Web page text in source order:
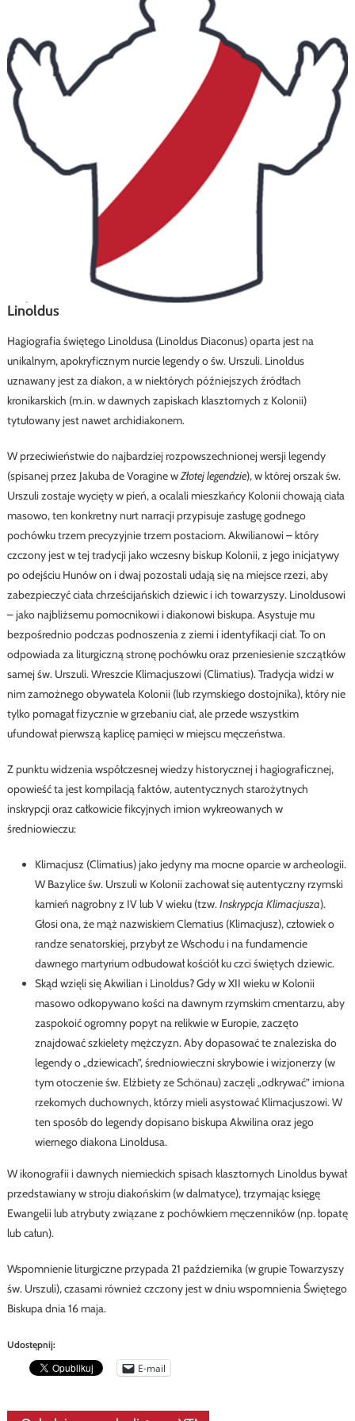
Linoldus
Hagiografia świętego Linoldusa (Linoldus Diaconus) oparta jest na
unikalnym, apokryficznym nurcie legendy o św. Urszuli. Linoldus
uznawany jest za diakon, a w niektórych późniejszych źródłach
kronikarskich (m.in. w dawnych zapiskach klasztornych z Kolonii)
tytułowany jest nawet archidiakonem.
W przeciwieństwie do najbardziej rozpowszechnionej wersji legendy
(spisanej przez Jakuba de Voragine wZłotej legendzie), w której orszak św.
Urszuli zostaje wycięty w pień, a ocalali mieszkańcy Kolonii chowają ciała
masowo, ten konkretny nurt narracji przypisuje zasługę godnego
pochówku trzem precyzyjnie trzem postaciom. Akwilianowi – który
czczony jest w tej tradycji jako wczesny biskup Kolonii, z jego inicjatywy
po odejściu Hunów on i dwaj pozostali udają się na miejsce rzezi, aby
zabezpieczyć ciała chrześcijańskich dziewic i ich towarzyszy. Linoldusowi
– jako najbliżsemu pomocnikowi i diakonowi biskupa. Asystuje mu
bezpośrednio podczas podnoszenia z ziemi i identyfikacji ciał. To on
odpowiada za liturgiczną stronę pochówku oraz przeniesienie szczątków
samej św. Urszuli. Wreszcie Klimacjuszowi (Climatius). Tradycja widzi w
nim zamożnego obywatela Kolonii (lub rzymskiego dostojnika), który nie
tylko pomagał fizycznie w grzebaniu ciał, ale przede wszystkim
ufundował pierwszą kaplicę pamięci w miejscu męczeństwa.
Z punktu widzenia współczesnej wiedzy historycznej i hagiograficznej,
opowieść ta jest kompilacją faktów, autentycznych starożytnych
inskrypcji oraz całkowicie fikcyjnych imion wykreowanych w
średniowieczu:
Klimacjusz (Climatius) jako jedyny ma mocne oparcie w archeologii.
W Bazylice św. Urszuli w Kolonii zachował się autentyczny rzymski
kamień nagrobny z IV lub V wieku (tzw.Inskrypcja Klimacjusza).
Głosi ona, że mąż nazwiskiem Clematius (Klimacjusz), człowiek o
randze senatorskiej, przybył ze Wschodu i na fundamencie
dawnego martyrium odbudował kościół ku czci świętych dziewic.
Skąd wzięli się Akwilian i Linoldus? Gdy w XII wieku w Kolonii
masowo odkopywano kości na dawnym rzymskim cmentarzu, aby
zaspokoić ogromny popyt na relikwie w Europie, zaczęto
znajdować szkielety mężczyzn. Aby dopasować te znaleziska do
legendy o „dziewicach”, średniowieczni skrybowie i wizjonerzy (w
tym otoczenie św. Elżbiety ze Schönau) zaczęli „odkrywać” imiona
rzekomych duchownych, którzy mieli asystować Klimacjuszowi. W
ten sposób do legendy dopisano biskupa Akwilina oraz jego
wiernego diakona Linoldusa.
W ikonografii i dawnych niemieckich spisach klasztornych Linoldus bywał
przedstawiany w stroju diakońskim (w dalmatyce), trzymając księgę
Ewangelii lub atrybuty związane z pochówkiem męczenników (np. łopatę
lub całun).
Wspomnienie liturgiczne przypada 21 października (w grupie Towarzyszy
św. Urszuli), czasami również czczony jest w dniu wspomnienia Świętego
Biskupa dnia 16 maja.
Udostępnij:
E-mail